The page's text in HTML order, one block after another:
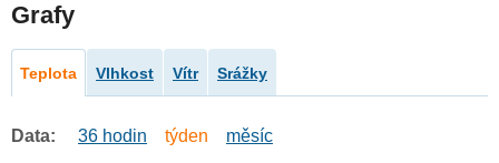
Grafy
Teplota Vlhkost Vítr Srážky
Data: 36 hodin týden měsíc